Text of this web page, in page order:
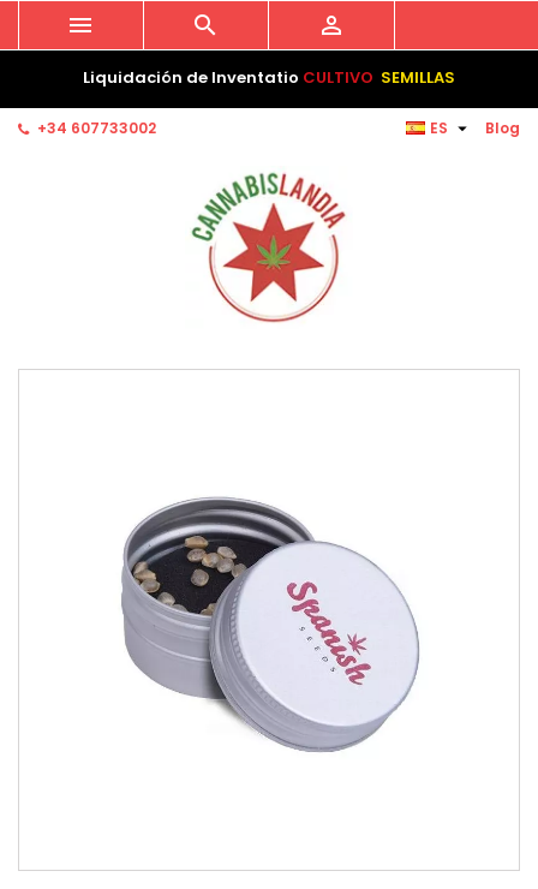
Liquidación de Inventatio CULTIVO SEMILLAS
Blog
+34 607733002 ES 
  